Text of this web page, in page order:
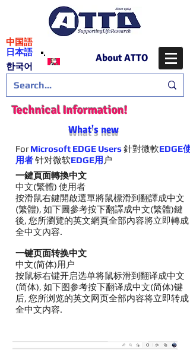
日本語
​中国語
​한국어
About ATTO
Technical Information!
What's new
For Microsoft EDGE Users針對微軟EDGE使
用者针对微软EDGE用 户
一鍵頁面轉換中文
中文(繁體) 使用者
按滑鼠右鍵開啟選單將鼠標滑到翻譯成中文
(繁體), 如下圖參考按下翻譯成中文(繁體)鍵
後, 您所瀏覽的英文網頁全部內容將立即轉成
全中文內容.
一键页面转换中文
中文(简体)用户
按鼠标右键开启选单将鼠标滑到翻译成中文
(简体), 如下图参考按下翻译成中文(简体)键
后, 您所浏览的英文网页全部内容将立即转成
全中文内容.